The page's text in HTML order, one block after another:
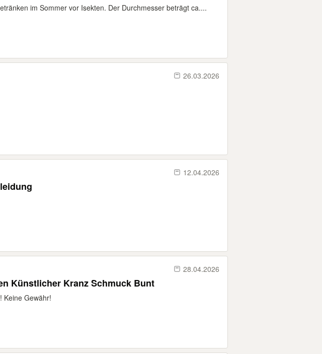
im Sommer vor Isekten. Der Durchmesser beträgt ca....
26.03.2026
12.04.2026
28.04.2026
Künstlicher Kranz Schmuck Bunt
Keine Gewähr!